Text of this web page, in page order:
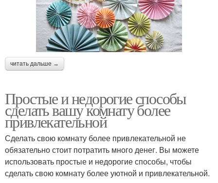
читать дальше →
Простые и недорогие способы
сделать вашу комнату более
привлекательной
Сделать свою комнату более привлекательной не
обязательно стоит потратить много денег. Вы можете
использовать простые и недорогие способы, чтобы
сделать свою комнату более уютной и привлекательной.